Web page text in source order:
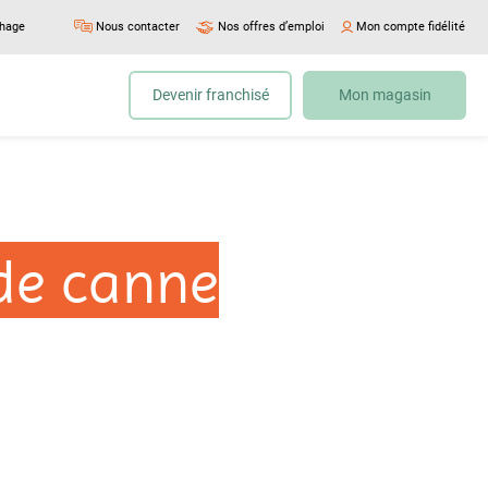
Nous contacter Nos offres d’emploi Mon compte fidélité
Devenir franchisé Mon magasin
canne